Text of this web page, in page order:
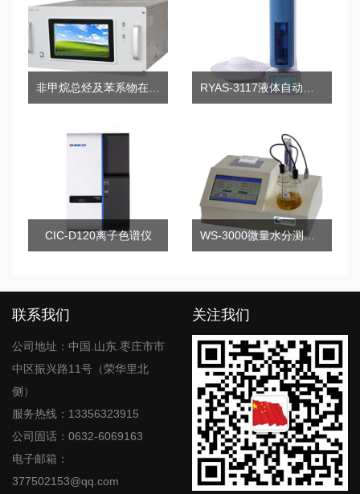
CIC-D120离子色谱仪 WS-3000微量水分测定仪
联系我们
公司地址：中国.山东.枣庄市市
中区振兴路11号（荣华里北
侧）
服务热线：13356323915
公司固话：0632-6069163
电子邮箱：
377502153@qq.com
关注我们